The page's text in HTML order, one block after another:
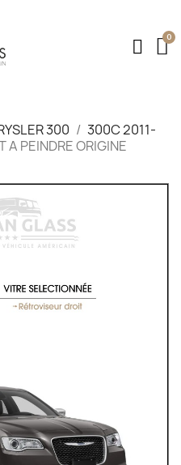
300
300C 2011-
A PEINDRE ORIGINE